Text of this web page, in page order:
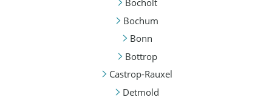
Bocholt
Bochum
Bonn
Bottrop
Castrop-Rauxel
Detmold